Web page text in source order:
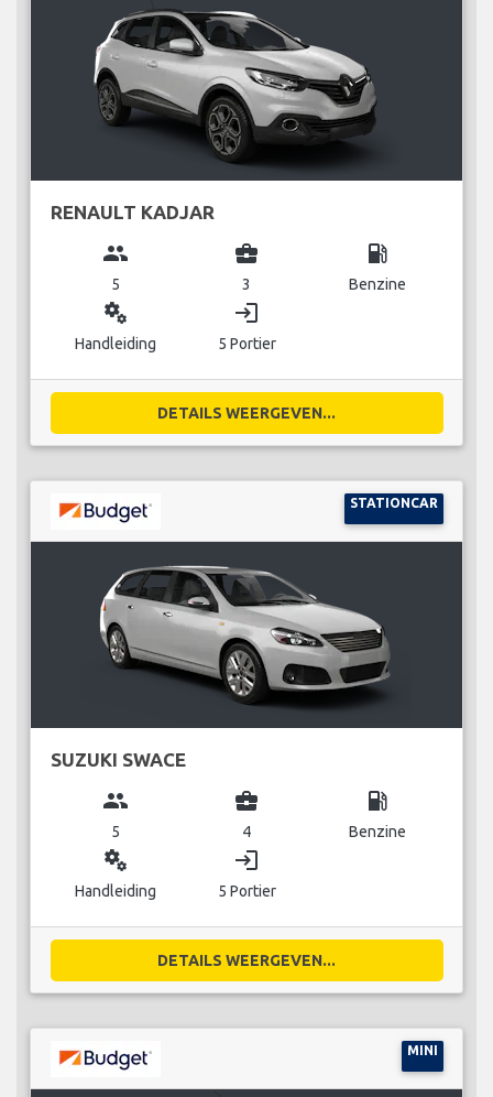
RENAULT KADJAR
group
5
business_center
3
local_gas_station
Benzine
miscellaneous_services
Handleiding
login
5 Portier
DETAILS WEERGEVEN...
STATIONCAR
SUZUKI SWACE
group
5
business_center
4
local_gas_station
Benzine
miscellaneous_services
Handleiding
login
5 Portier
DETAILS WEERGEVEN...
MINI